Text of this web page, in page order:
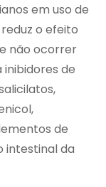
em uso de
o efeito
não ocorrer
de
de
intestinal da